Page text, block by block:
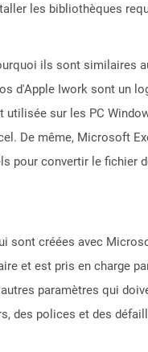
les bibliothèques
ils sont similaires
d'Apple Iwork sont un
sur les PC
De même, Microsoft
pour convertir le fichier
sont créées avec
et est pris en charge
paramètres qui
des polices et des